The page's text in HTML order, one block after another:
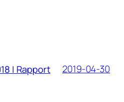
| Rapport 2019-04-30